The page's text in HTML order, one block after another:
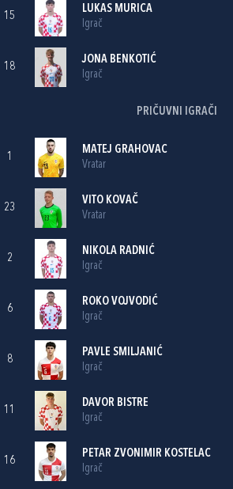
15
LUKAS MURICA
Igrač
18
JONA BENKOTIĆ
Igrač
PRIČUVNI IGRAČI
1
MATEJ GRAHOVAC
Vratar
23
VITO KOVAČ
Vratar
2
NIKOLA RADNIĆ
Igrač
6
ROKO VOJVODIĆ
Igrač
8
PAVLE SMILJANIĆ
Igrač
11
DAVOR BISTRE
Igrač
16
PETAR ZVONIMIR KOSTELAC
Igrač